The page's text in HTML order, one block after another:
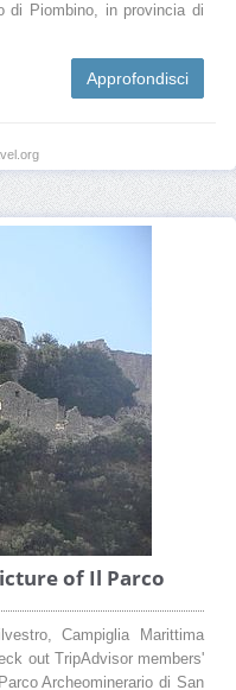
di Piombino, in provincia di
Approfondisci
of Il Parco
Campiglia Marittima
out TripAdvisor members'
Archeominerario di San